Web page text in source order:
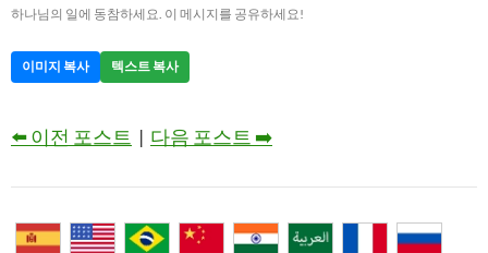
하나님의 일에 동참하세요. 이 메시지를 공유하세요!
이미지 복사 텍스트 복사
⬅️ 이전 포스트 | 다음 포스트 ➡️